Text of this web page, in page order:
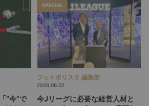
“今”で
SPECIAL
フットボリスタ 編集部
2026.06.02
今Jリーグに必要な経営人材と